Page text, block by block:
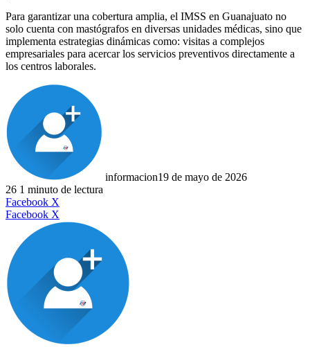
Para garantizar una cobertura amplia, el IMSS en Guanajuato no
solo cuenta con mastógrafos en diversas unidades médicas, sino que
implementa estrategias dinámicas como: visitas a complejos
empresariales para acercar los servicios preventivos directamente a
los centros laborales.
informacion19 de mayo de 2026
26 1 minuto de lectura
Facebook X
Facebook X
por
electrónico